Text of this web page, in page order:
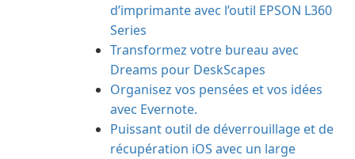
d’imprimante avec l’outil EPSON L360
Series
Transformez votre bureau avec
Dreams pour DeskScapes
Organisez vos pensées et vos idées
avec Evernote.
Puissant outil de déverrouillage et de
récupération iOS avec un large